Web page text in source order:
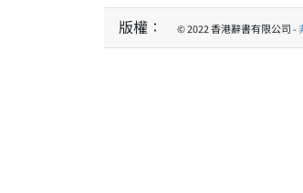
版權：
© 2022 香港辭書有限公司 -